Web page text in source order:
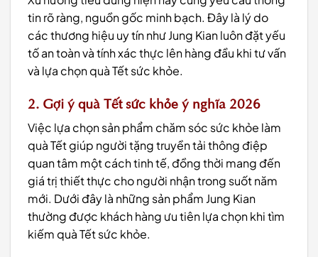
tin rõ ràng, nguồn gốc minh bạch. Đây là lý do
các thương hiệu uy tín như Jung Kian luôn đặt yếu
tố an toàn và tính xác thực lên hàng đầu khi tư vấn
và lựa chọn quà Tết sức khỏe.
2. Gợi ý quà Tết sức khỏe ý nghĩa 2026
Việc lựa chọn sản phẩm chăm sóc sức khỏe làm
quà Tết giúp người tặng truyền tải thông điệp
quan tâm một cách tinh tế, đồng thời mang đến
giá trị thiết thực cho người nhận trong suốt năm
mới. Dưới đây là những sản phẩm Jung Kian
thường được khách hàng ưu tiên lựa chọn khi tìm
kiếm quà Tết sức khỏe.